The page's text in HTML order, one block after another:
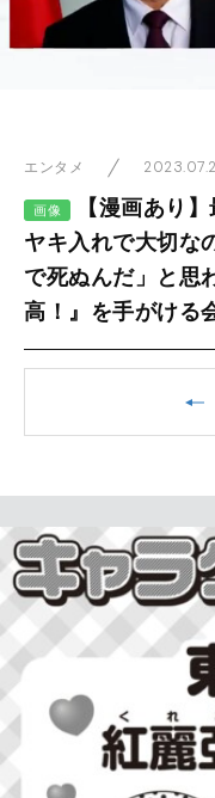
エンタメ
画像
【漫画あり
ヤキ入れで大切な
で死ぬんだ」と思
高！』を手がける